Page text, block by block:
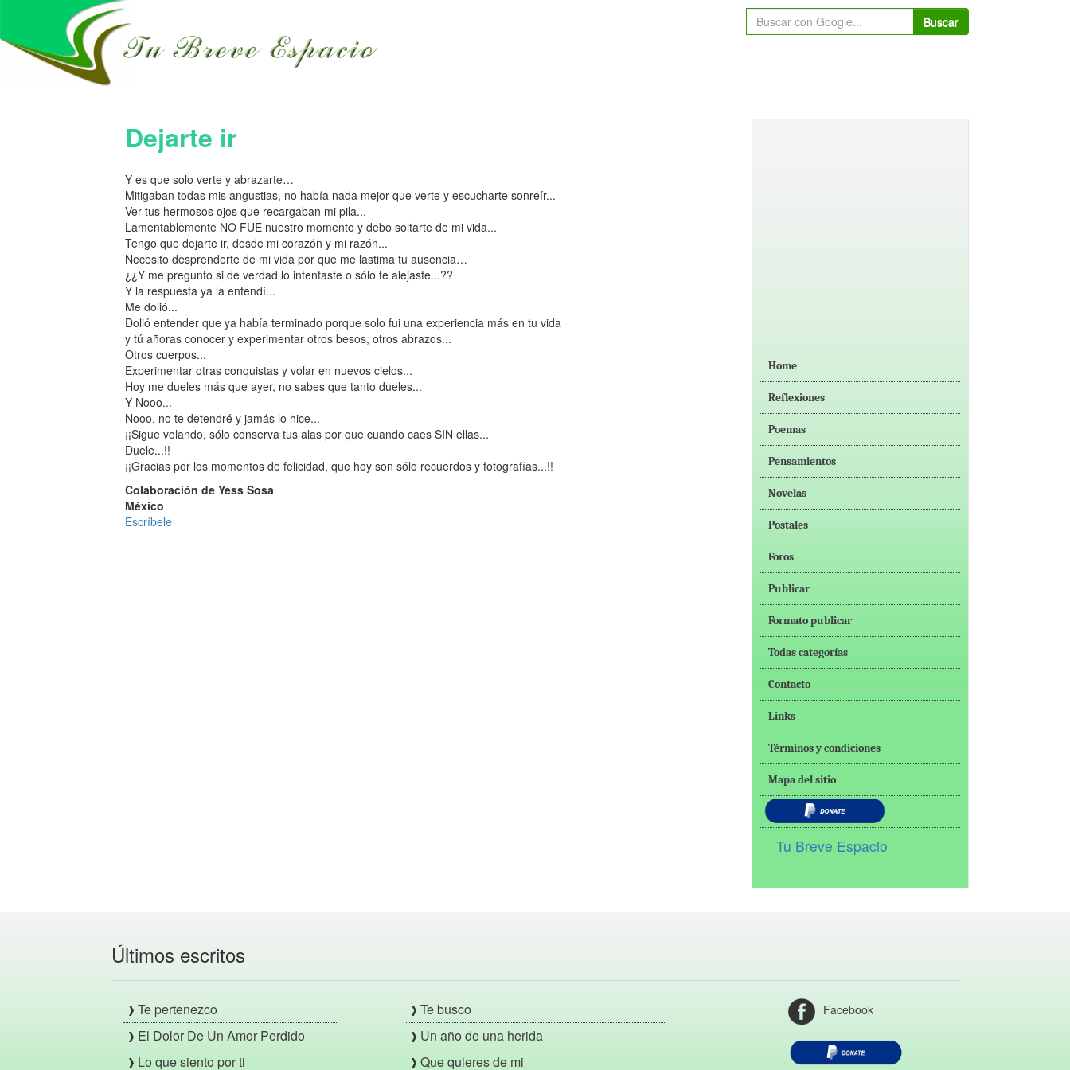
Buscar
Dejarte ir
Y es que solo verte y abrazarte…
Mitigaban todas mis angustias, no había nada mejor que verte y escucharte sonreír...
Ver tus hermosos ojos que recargaban mi pila...
Lamentablemente NO FUE nuestro momento y debo soltarte de mi vida...
Tengo que dejarte ir, desde mi corazón y mi razón...
Necesito desprenderte de mi vida por que me lastima tu ausencia…
¿¿Y me pregunto si de verdad lo intentaste o sólo te alejaste...??
Y la respuesta ya la entendí...
Me dolió...
Dolió entender que ya había terminado porque solo fui una experiencia más en tu vida
y tú añoras conocer y experimentar otros besos, otros abrazos...
Otros cuerpos...
Experimentar otras conquistas y volar en nuevos cielos...
Hoy me dueles más que ayer, no sabes que tanto dueles...
Y Nooo...
Nooo, no te detendré y jamás lo hice...
¡¡Sigue volando, sólo conserva tus alas por que cuando caes SIN ellas...
Duele...!!
¡¡Gracias por los momentos de felicidad, que hoy son sólo recuerdos y fotografías...!!
Colaboración de Yess Sosa
México
Escríbele
Home
Reflexiones
Poemas
Pensamientos
Novelas
Postales
Foros
Publicar
Formato publicar
Todas categorías
Contacto
Links
Términos y condiciones
Mapa del sitio
Tu Breve Espacio
Últimos escritos
Te pertenezco
El Dolor De Un Amor Perdido
Lo que siento por ti
Te busco
Un año de una herida
Que quieres de mi
Facebook